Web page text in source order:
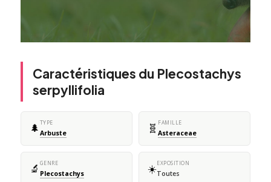
Caractéristiques du Plecostachys
serpyllifolia
🌲 TYPE
Arbuste 🧬 FAMILLE
Asteraceae
🔬 GENRE
Plecostachys ☀️EXPOSITION
Toutes